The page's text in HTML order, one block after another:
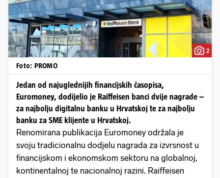
2
Foto: PROMO
Jedan od najuglednijih financijskih časopisa,
Euromoney, dodijelio je Raiffeisen banci dvije nagrade –
za najbolju digitalnu banku u Hrvatskoj te za najbolju
banku za SME klijente u Hrvatskoj.
Renomirana publikacija Euromoney održala je
svoju tradicionalnu dodjelu nagrada za izvrsnost u
financijskom i ekonomskom sektoru na globalnoj,
kontinentalnoj te nacionalnoj razini. Raiffeisen